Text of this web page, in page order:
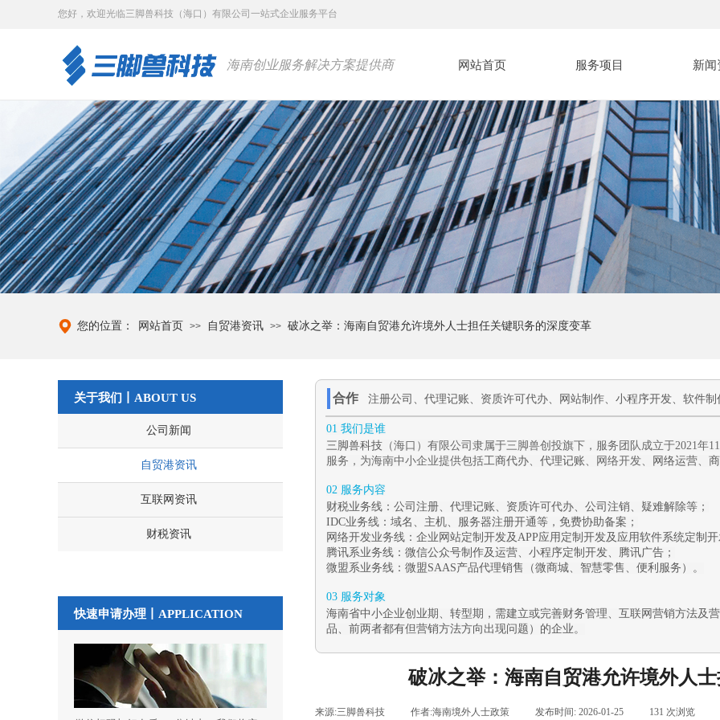
海南创业服务解决方案提供商 网站首页 服务项目 新闻
您好， 欢迎光临三脚兽科技（海口）有限公司一站式企业服务平台
网站首页 >> 自贸港资讯 >> 破冰之举：海南自贸港允许境外人士担任关键职务的深度变革
您的位置：
合作 注册公司 、 代理记账、 资质许可代办、 网站制作、 小程序开发、 软件制
01 我们是谁
三脚兽科技 （海口）有限公司隶属于三脚兽创投旗下，服务团队成立于2021
服务，为海南中小企业提供包括工商代办、 代理记账 、网络开发、 网络运营、
02 服务内容
财税业务线： 公司注册、 代理记账、 资质许可代办、 公司注销、 疑难解除等；
IDC业务线 ： 域名、主机、服务器注册开通等，免费协助备案；
网络开发业务线： 企业 网站定制开发及APP应用定制开发及应用软件系统定制
腾讯系业务线： 微信公众号制作及运营、 小程序定制开发、腾讯广告 ；
微盟系业务线： 微盟SAAS产品代理销售（微商城、 智慧零售 、 便利服务 ）。
03 服务对象
海南省中小企业创业期、转型期，需建立或完善财务管理、互联网营销方法及
品、前两者都有但营销方法方向出现问题）的企业。
关于我们丨ABOUT US
公司新闻
自贸港资讯
互联网资讯
财税资讯
快速申请办理丨 APPLICATION
破冰之举：海南自贸港允许境外人
来源:三脚兽科技 作者:海南境外人士政策 发布时间: 2026-01-25 131 次浏览